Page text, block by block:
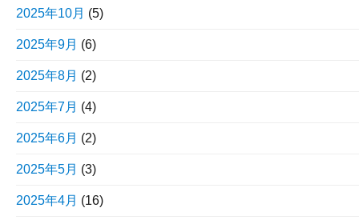
2025年10月 (5)
2025年9月 (6)
2025年8月 (2)
2025年7月 (4)
2025年6月 (2)
2025年5月 (3)
2025年4月 (16)